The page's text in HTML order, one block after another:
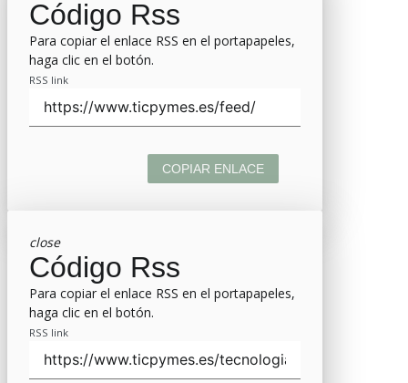
Código Rss
Para copiar el enlace RSS en el portapapeles,
haga clic en el botón.
RSS link
COPIAR ENLACE
close
Código Rss
Para copiar el enlace RSS en el portapapeles,
haga clic en el botón.
RSS link